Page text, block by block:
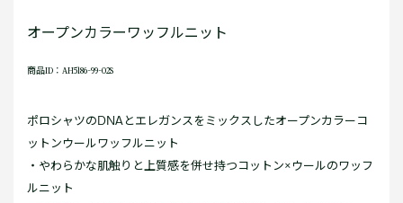
オープンカラーワッフルニット
商品ID：AH5186-99-02S
ポロシャツのDNAとエレガンスをミックスしたオープンカラーコ
ットンウールワッフルニット
・やわらかな肌触りと上質感を併せ持つコットン×ウールのワッフ
ルニット